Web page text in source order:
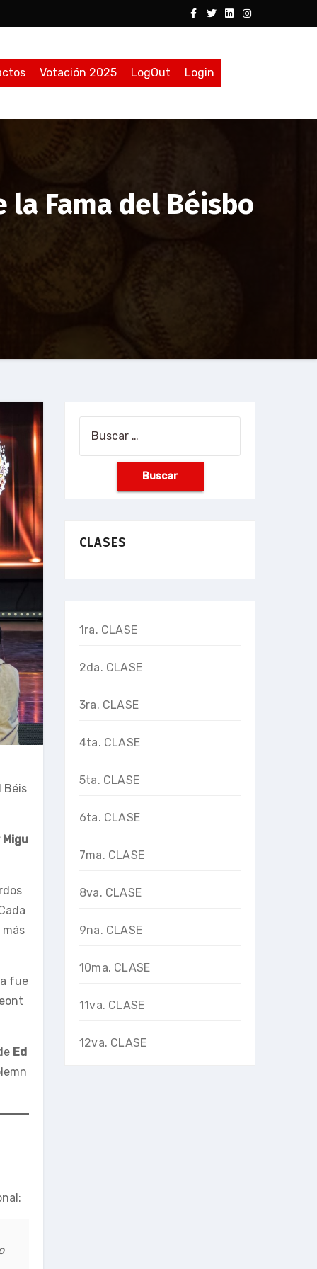
Votación 2025 LogOut Login
Fama del Béisbo
Béis
fue
Ed
CLASES
1ra. CLASE
2da. CLASE
3ra. CLASE
4ta. CLASE
5ta. CLASE
6ta. CLASE
7ma. CLASE
8va. CLASE
9na. CLASE
10ma. CLASE
11va. CLASE
12va. CLASE